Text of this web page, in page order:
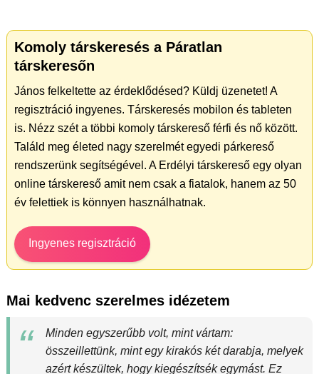
Komoly társkeresés a Páratlan
társkeresőn
János felkeltette az érdeklődésed? Küldj üzenetet! A
regisztráció ingyenes. Társkeresés mobilon és tableten
is. Nézz szét a többi komoly társkereső férfi és nő között.
Találd meg életed nagy szerelmét egyedi párkereső
rendszerünk segítségével. A Erdélyi társkereső egy olyan
online társkereső amit nem csak a fiatalok, hanem az 50
év felettiek is könnyen használhatnak.
Ingyenes regisztráció
Mai kedvenc szerelmes idézetem
Minden egyszerűbb volt, mint vártam:
összeillettünk, mint egy kirakós két darabja, melyek
azért készültek, hogy kiegészítsék egymást. Ez